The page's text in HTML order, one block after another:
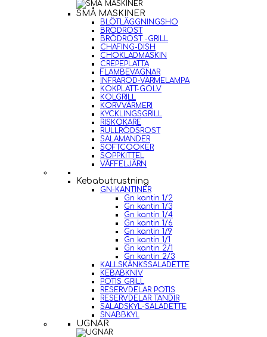
SMÅ MASKINER
BLÖTLÄGGNINGSHO
BRÖDROST
BRÖDROST -GRILL
CHAFING-DISH
CHOKLADMASKIN
CREPEPLATTA
FLAMBEVAGNAR
INFRARÖD-VÄRMELAMPA
KOKPLATT-GOLV
KOLGRILL
KORVVÄRMERI
KYCKLINGSGRILL
RISKOKARE
RULLRÖDSROST
SALAMANDER
SOFTCOOKER
SOPPKITTEL
VÅFFELJÄRN
Kebabutrustning
GN-KANTINER
Gn kantin 1/2
Gn kantin 1/3
Gn kantin 1/4
Gn kantin 1/6
Gn kantin 1/9
Gn kantin 1/1
Gn kantin 2/1
Gn kantin 2/3
KALLSKÄNKSSALADETTE
KEBABKNIV
POTIS GRILL
RESERVDELAR POTIS
RESERVDELAR TANDIR
SALADSKYL-SALADETTE
SNABBKYL
UGNAR